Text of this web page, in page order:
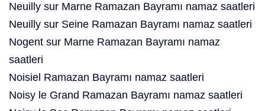
Neuilly sur Marne Ramazan Bayramı namaz saatleri
Neuilly sur Seine Ramazan Bayramı namaz saatleri
Nogent sur Marne Ramazan Bayramı namaz
saatleri
Noisiel Ramazan Bayramı namaz saatleri
Noisy le Grand Ramazan Bayramı namaz saatleri